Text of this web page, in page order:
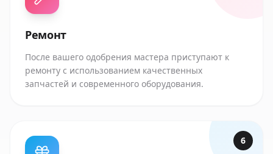
Ремонт
После вашего одобрения мастера приступают к
ремонту с использованием качественных
запчастей и современного оборудования.
6